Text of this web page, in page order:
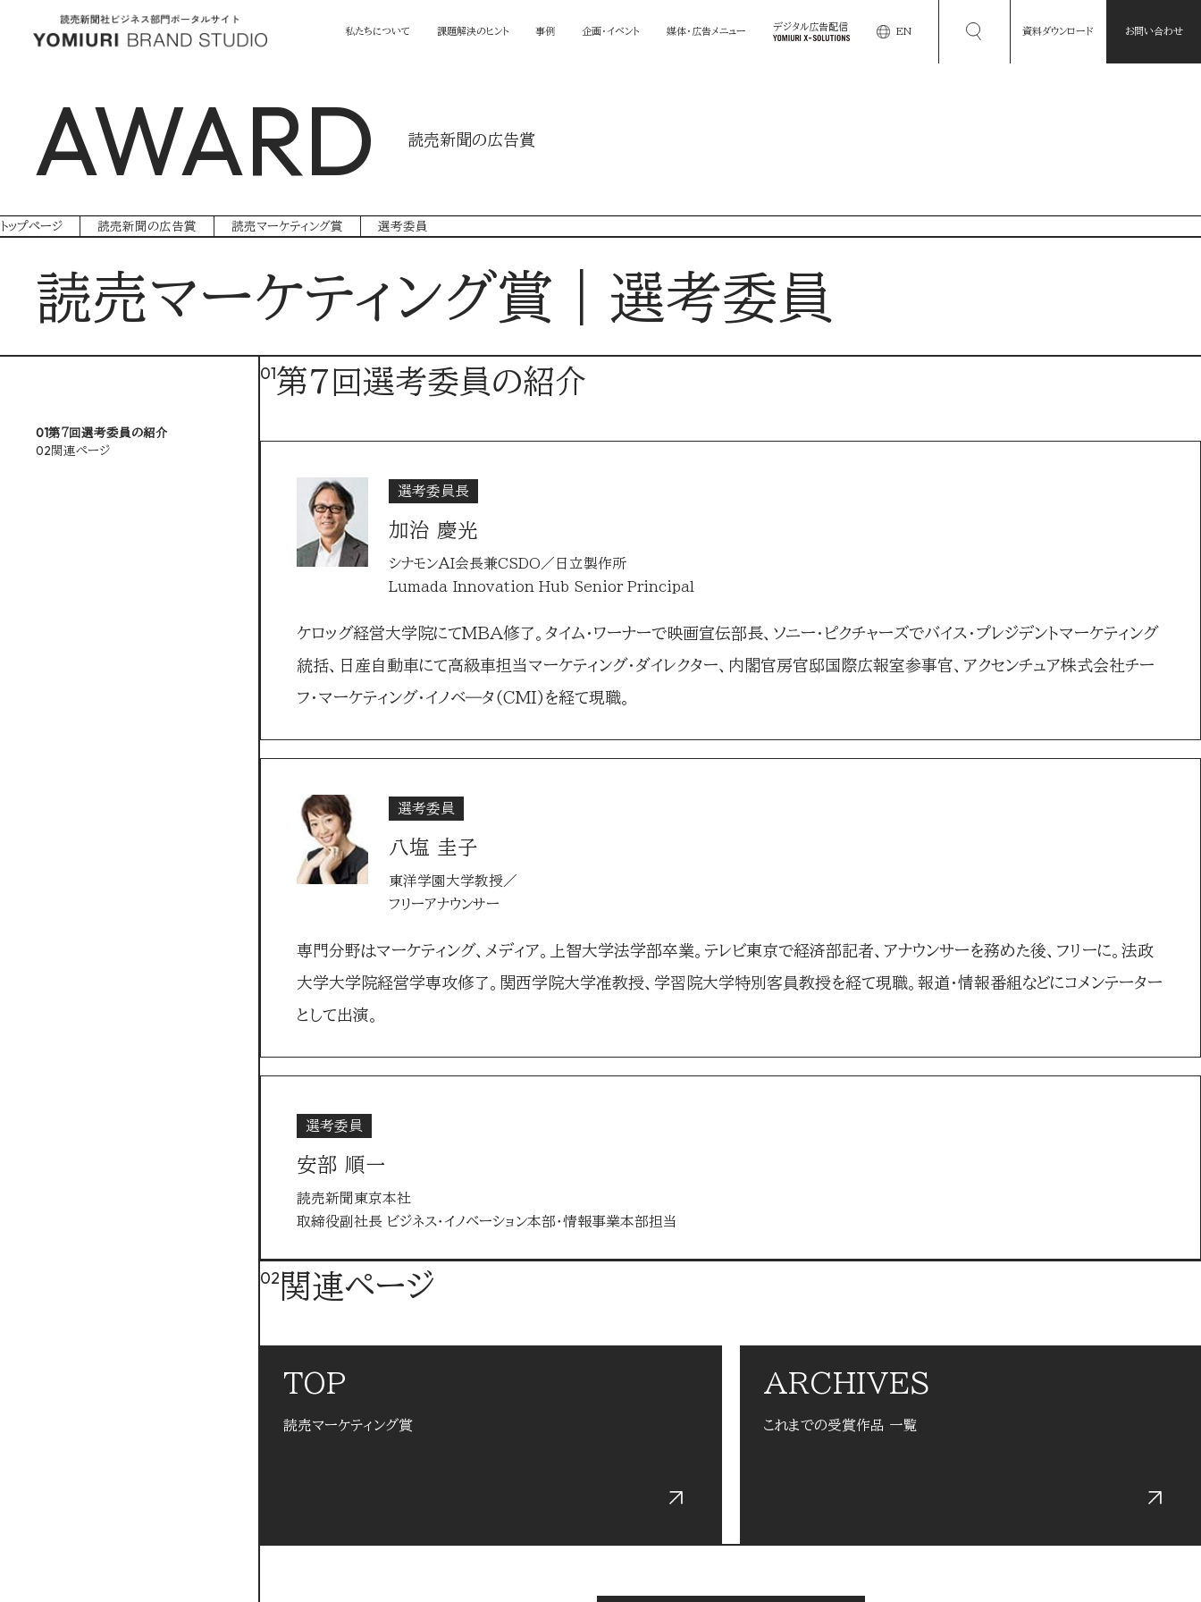
私たちについて 課題解決のヒント 事例 企画・イベント 媒体・広告メニュー デジタル広告配信 EN 資料ダウンロード お問い合わせ
AWARD 読売新聞の広告賞
トップページ 読売新聞の広告賞 読売マーケティング賞 選考委員
読売マーケティング賞｜選考委員
01第7回選考委員の紹介
02 関連ページ
01第7回選考委員の紹介
選考委員長
加治 慶光
シナモンAI会長兼CSDO／日立製作所
Lumada Innovation Hub Senior Principal
ケロッグ経営大学院にてMBA修了。タイム・ワーナーで映画宣伝部長、ソニー・ピクチャーズでバイス・プレジデントマーケティング
統括、日産自動車にて高級車担当マーケティング・ダイレクター、内閣官房官邸国際広報室参事官、アクセンチュア株式会社チー
フ･マーケティング･イノベ―タ(CMI)を経て現職。
選考委員
八塩 圭子
東洋学園大学教授／
フリーアナウンサー
専門分野はマーケティング、メディア。上智大学法学部卒業。テレビ東京で経済部記者、アナウンサーを務めた後、フリーに。法政
大学大学院経営学専攻修了。関西学院大学准教授、学習院大学特別客員教授を経て現職。報道・情報番組などにコメンテーター
として出演。
選考委員
安部 順一
読売新聞東京本社
取締役副社長 ビジネス・イノベーション本部・情報事業本部担当
02 関連ページ
TOP
読売マーケティング賞
ARCHIVES
これまでの受賞作品 一覧